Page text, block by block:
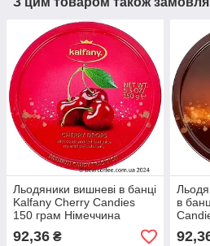
Льодяники вишневі в банці
Kalfany Cherry Candies
150 грам Німеччина
92,36 ₴
в